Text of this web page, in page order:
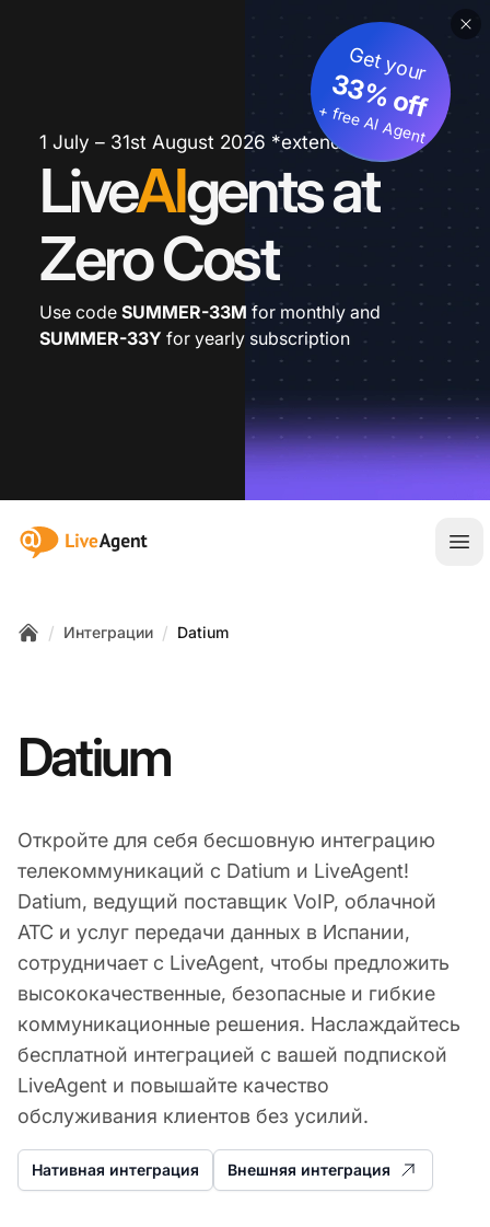
1 July – 31st August 2026 *extended
LiveAIgents at
Zero Cost
Get your
33% off
+ free AI Agent
Use code SUMMER-33M for monthly and
SUMMER-33Y for yearly subscription
:site.title
/ Интеграции / Datium
Datium
Откройте для себя бесшовную интеграцию
телекоммуникаций с Datium и LiveAgent!
Datium, ведущий поставщик VoIP, облачной
АТС и услуг передачи данных в Испании,
сотрудничает с LiveAgent, чтобы предложить
высококачественные, безопасные и гибкие
коммуникационные решения. Наслаждайтесь
бесплатной интеграцией с вашей подпиской
LiveAgent и повышайте качество
обслуживания клиентов без усилий.
Нативная интеграция Внешняя интеграция